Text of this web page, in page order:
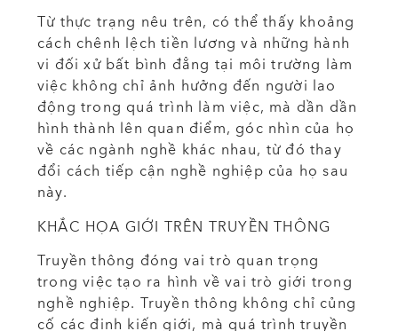
Từ thực trạng nêu trên, có thể thấy khoảng
cách chênh lệch tiền lương và những hành
vi đối xử bất bình đẳng tại môi trường làm
việc không chỉ ảnh hưởng đến người lao
động trong quá trình làm việc, mà dần dần
hình thành lên quan điểm, góc nhìn của họ
về các ngành nghề khác nhau, từ đó thay
đổi cách tiếp cận nghề nghiệp của họ sau
này.
KHẮC HỌA GIỚI TRÊN TRUYỀN THÔNG
Truyền thông đóng vai trò quan trọng
trong việc tạo ra hình về vai trò giới trong
nghề nghiệp. Truyền thông không chỉ củng
cố các định kiến giới, mà quá trình truyền